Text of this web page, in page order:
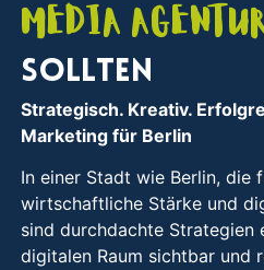
Media
sollten
Strategisch. Kreativ.
Marketing für Berlin
In einer Stadt wie Berlin, die
wirtschaftliche Stärke und
sind durchdachte Strategien
digitalen Raum sichtbar und